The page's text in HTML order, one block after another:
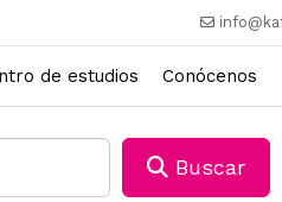
de estudios Conócenos
Buscar